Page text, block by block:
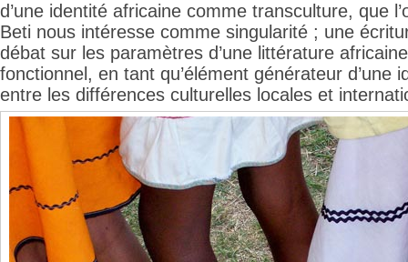
d’une identité africaine comme transculture, que
Beti nous intéresse comme singularité ; une
débat sur les paramètres d’une littérature
fonctionnel, en tant qu’élément générateur d’une
entre les différences culturelles locales et